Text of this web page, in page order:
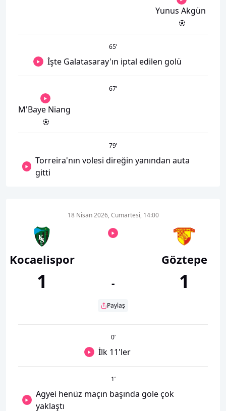
Yunus Akgün
65’
İşte Galatasaray'ın iptal edilen golü
67’
M'Baye Niang
79’
Torreira'nın volesi direğin yanından auta
gitti
Kocaelispor
1
18 Nisan 2026, Cumartesi, 14:00
-
Paylaş
Göztepe
1
0’
İlk 11'ler
1’
Agyei henüz maçın başında gole çok
yaklaştı